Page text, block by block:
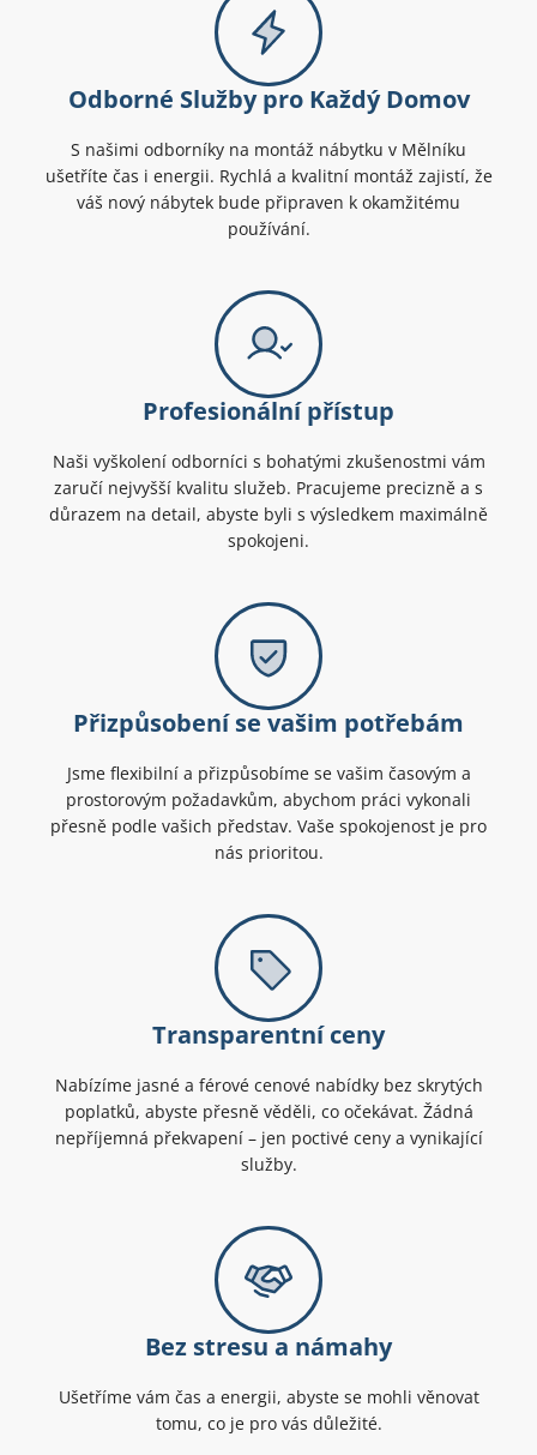
Odborné Služby pro Každý Domov
S našimi odborníky na montáž nábytku v Mělníku
ušetříte čas i energii. Rychlá a kvalitní montáž zajistí, že
váš nový nábytek bude připraven k okamžitému
používání.
Profesionální přístup
Naši vyškolení odborníci s bohatými zkušenostmi vám
zaručí nejvyšší kvalitu služeb. Pracujeme precizně a s
důrazem na detail, abyste byli s výsledkem maximálně
spokojeni.
Přizpůsobení se vašim potřebám
Jsme flexibilní a přizpůsobíme se vašim časovým a
prostorovým požadavkům, abychom práci vykonali
přesně podle vašich představ. Vaše spokojenost je pro
nás prioritou.
Transparentní ceny
Nabízíme jasné a férové cenové nabídky bez skrytých
poplatků, abyste přesně věděli, co očekávat. Žádná
nepříjemná překvapení – jen poctivé ceny a vynikající
služby.
Bez stresu a námahy
Ušetříme vám čas a energii, abyste se mohli věnovat
tomu, co je pro vás důležité.